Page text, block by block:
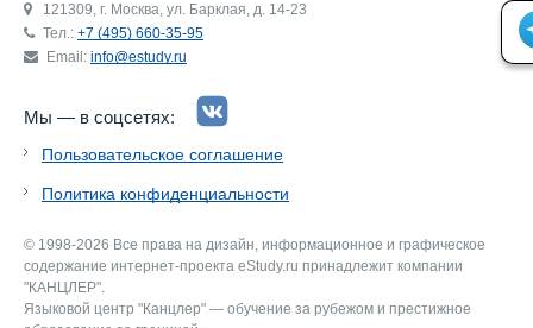
121309, г. Москва, ул. Барклая, д. 14-23
Тел.: +7 (495) 660-35-95
Email: info@estudy.ru
Мы — в соцсетях:
Пользовательское соглашение
Политика конфиденциальности
© 1998-2026 Все права на дизайн, информационное и графическое
содержание интернет-проекта eStudy.ru принадлежит компании
"КАНЦЛЕР".
Языковой центр "Канцлер" — обучение за рубежом и престижное